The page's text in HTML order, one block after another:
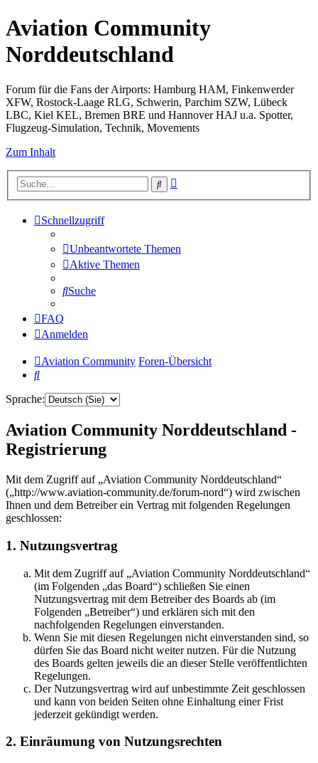
Aviation Community
Norddeutschland
Forum für die Fans der Airports: Hamburg HAM, Finkenwerder
XFW, Rostock-Laage RLG, Schwerin, Parchim SZW, Lübeck
LBC, Kiel KEL, Bremen BRE und Hannover HAJ u.a. Spotter,
Flugzeug-Simulation, Technik, Movements
Zum Inhalt
Suche
Schnellzugriff
Unbeantwortete Themen
Aktive Themen
Suche
FAQ
Anmelden
Aviation Community Foren-Übersicht
Suche
Sprache:
Aviation Community Norddeutschland -
Registrierung
Mit dem Zugriff auf „Aviation Community Norddeutschland“
(„http://www.aviation-community.de/forum-nord“) wird zwischen
Ihnen und dem Betreiber ein Vertrag mit folgenden Regelungen
geschlossen:
1. Nutzungsvertrag
Mit dem Zugriff auf „Aviation Community Norddeutschland“
(im Folgenden „das Board“) schließen Sie einen
Nutzungsvertrag mit dem Betreiber des Boards ab (im
Folgenden „Betreiber“) und erklären sich mit den
nachfolgenden Regelungen einverstanden.
Wenn Sie mit diesen Regelungen nicht einverstanden sind, so
dürfen Sie das Board nicht weiter nutzen. Für die Nutzung
des Boards gelten jeweils die an dieser Stelle veröffentlichten
Regelungen.
Der Nutzungsvertrag wird auf unbestimmte Zeit geschlossen
und kann von beiden Seiten ohne Einhaltung einer Frist
jederzeit gekündigt werden.
2. Einräumung von Nutzungsrechten